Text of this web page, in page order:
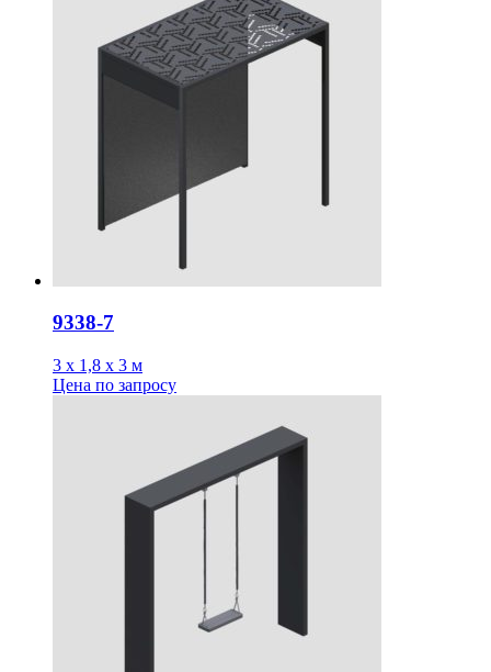
9338-7
3 х 1,8 х 3 м
Цена по запросу